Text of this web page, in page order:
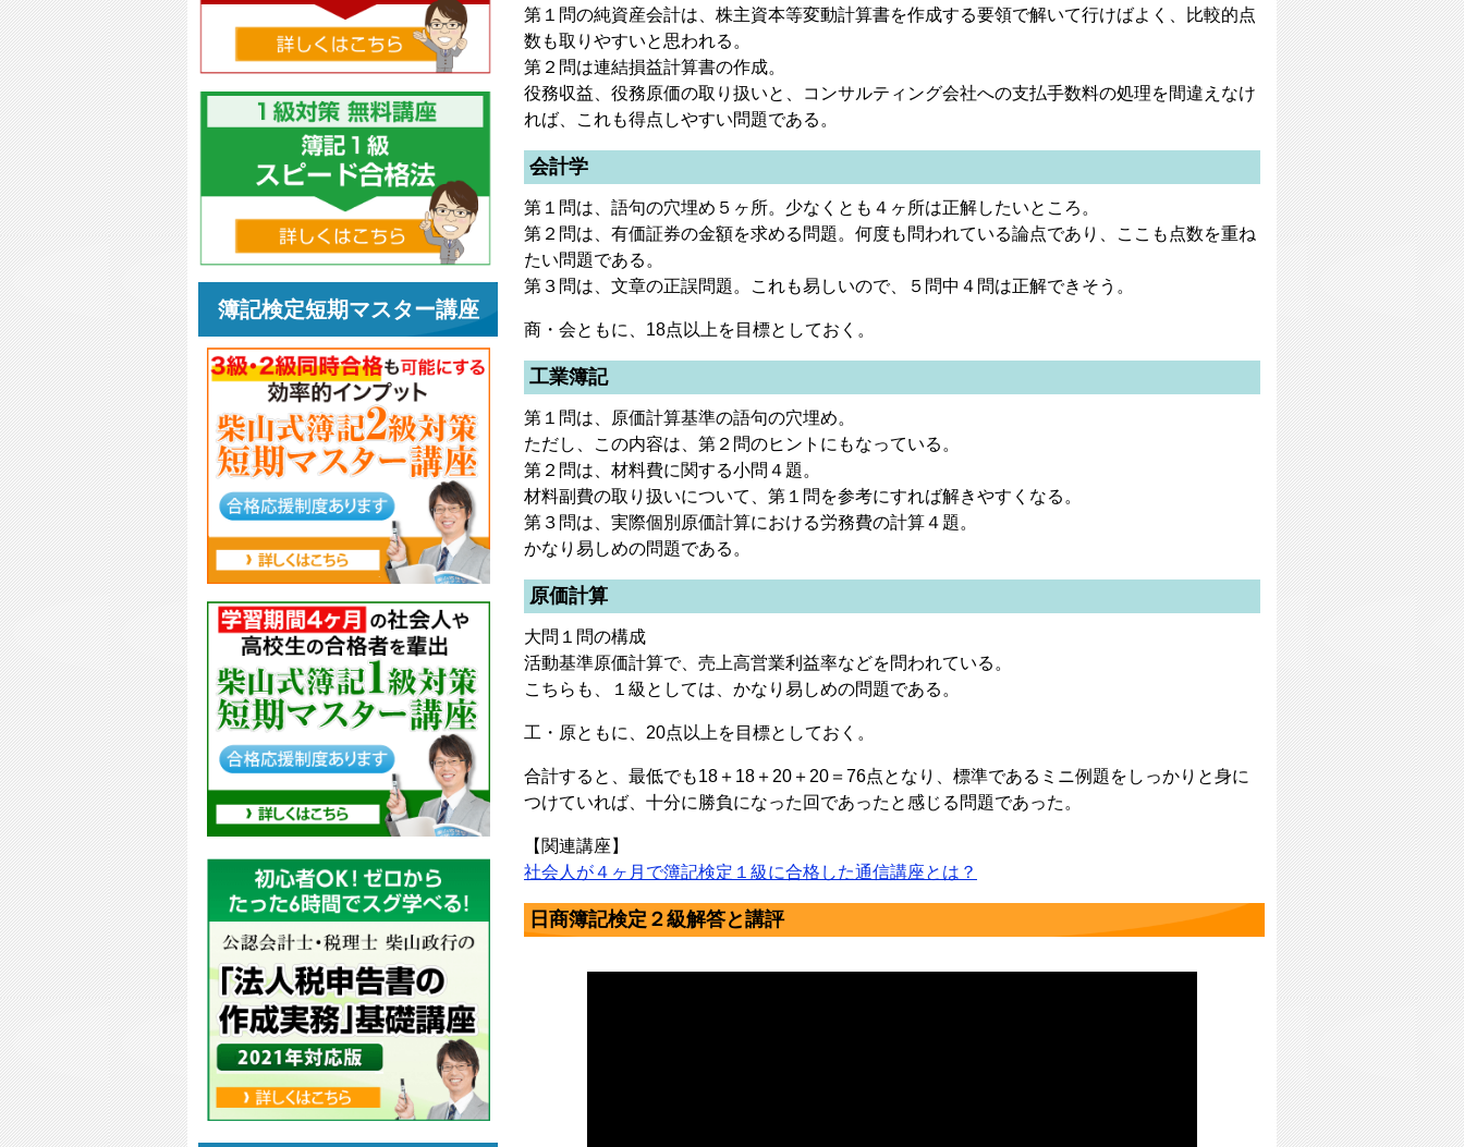
第１問の純資産会計は、株主資本等変動計算書を作成する要領で解いて行けばよく、比較的点
数も取りやすいと思われる。
第２問は連結損益計算書の作成。
役務収益、役務原価の取り扱いと、コンサルティング会社への支払手数料の処理を間違えなけ
れば、これも得点しやすい問題である。
会計学
第１問は、語句の穴埋め５ヶ所。少なくとも４ヶ所は正解したいところ。
第２問は、有価証券の金額を求める問題。何度も問われている論点であり、ここも点数を重ね
たい問題である。
第３問は、文章の正誤問題。これも易しいので、５問中４問は正解できそう。
商・会ともに、18点以上を目標としておく。
工業簿記
第１問は、原価計算基準の語句の穴埋め。
ただし、この内容は、第２問のヒントにもなっている。
第２問は、材料費に関する小問４題。
材料副費の取り扱いについて、第１問を参考にすれば解きやすくなる。
第３問は、実際個別原価計算における労務費の計算４題。
かなり易しめの問題である。
原価計算
大問１問の構成
活動基準原価計算で、売上高営業利益率などを問われている。
こちらも、１級としては、かなり易しめの問題である。
工・原ともに、20点以上を目標としておく。
合計すると、最低でも18＋18＋20＋20＝76点となり、標準であるミニ例題をしっかりと身に
つけていれば、十分に勝負になった回であったと感じる問題であった。
【関連講座】
社会人が４ヶ月で簿記検定１級に合格した通信講座とは？
日商簿記検定２級解答と講評
簿記検定短期マスター講座